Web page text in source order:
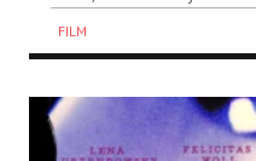
FILM